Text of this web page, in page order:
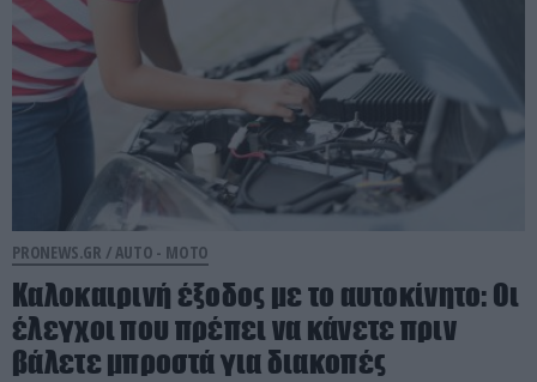
PRONEWS.GR /AUTO - MOTO
Καλοκαιρινή έξοδος με το αυτοκίνητο: Οι
έλεγχοι που πρέπει να κάνετε πριν
βάλετε μπροστά για διακοπές